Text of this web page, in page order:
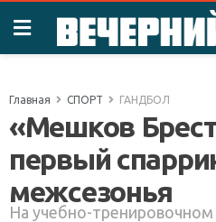
Главная СПОРТ ГАНДБОЛ
«Мешков
первый
межсезонья
На учебно-